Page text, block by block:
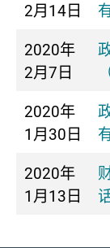
2月14日
2020年
2月7日
2020年
1月30日
2020年
1月13日